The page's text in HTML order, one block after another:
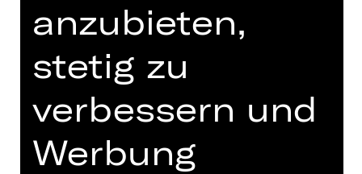
13.30 Uhr
Opernhaus
Tickets
Termine und Besetzung
anzubieten,
stetig zu
verbessern und
Werbung